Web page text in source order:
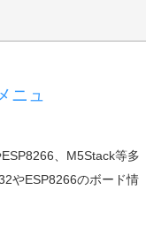
ニュ
、M5Stack等多
やESP8266のボード情